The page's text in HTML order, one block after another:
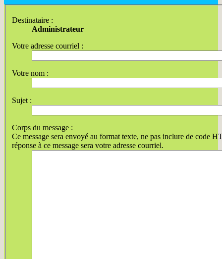
Destinataire :
Administrateur
Votre adresse courriel :
Votre nom :
Sujet :
Corps du message :
Ce message sera envoyé au format texte, ne pas inclure de code
réponse à ce message sera votre adresse courriel.